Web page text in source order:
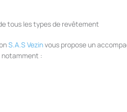
tous les types de revêtement
S.A.S Vezinvous propose un
: